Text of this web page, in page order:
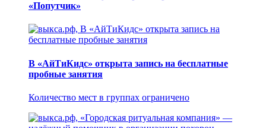
«Попутчик»
В «АйТиКидс» открыта запись на бесплатные
пробные занятия
Количество мест в группах ограничено